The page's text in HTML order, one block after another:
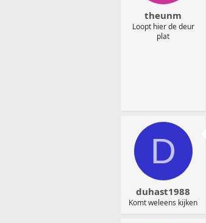
theunm
Loopt hier de deur
plat
D
duhast1988
Komt weleens kijken